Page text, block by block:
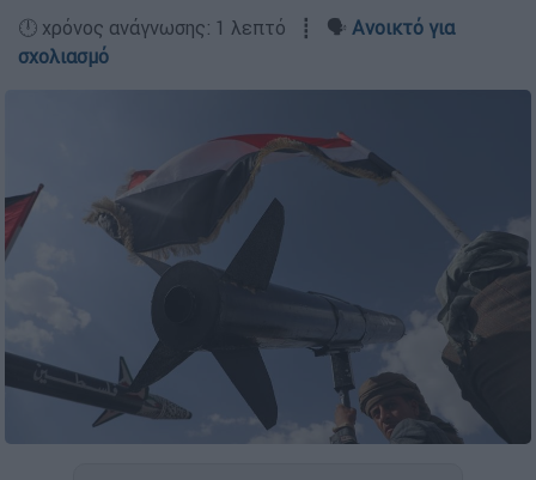
🕛 χρόνος ανάγνωσης: 1 λεπτό ┋ 🗣️ Ανοικτό για
σχολιασμό